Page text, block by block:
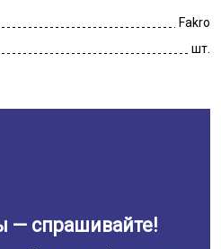
Fakro
шт.
— спрашивайте!